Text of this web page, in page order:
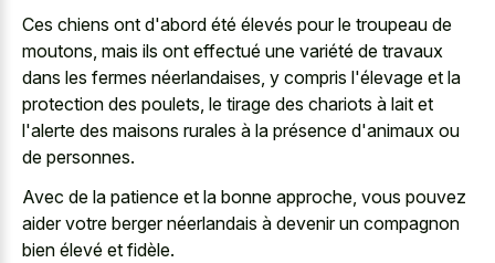
Ces chiens ont d'abord été élevés pour le troupeau de
moutons, mais ils ont effectué une variété de travaux
dans les fermes néerlandaises, y compris l'élevage et la
protection des poulets, le tirage des chariots à lait et
l'alerte des maisons rurales à la présence d'animaux ou
de personnes.
Avec de la patience et la bonne approche, vous pouvez
aider votre berger néerlandais à devenir un compagnon
bien élevé et fidèle.